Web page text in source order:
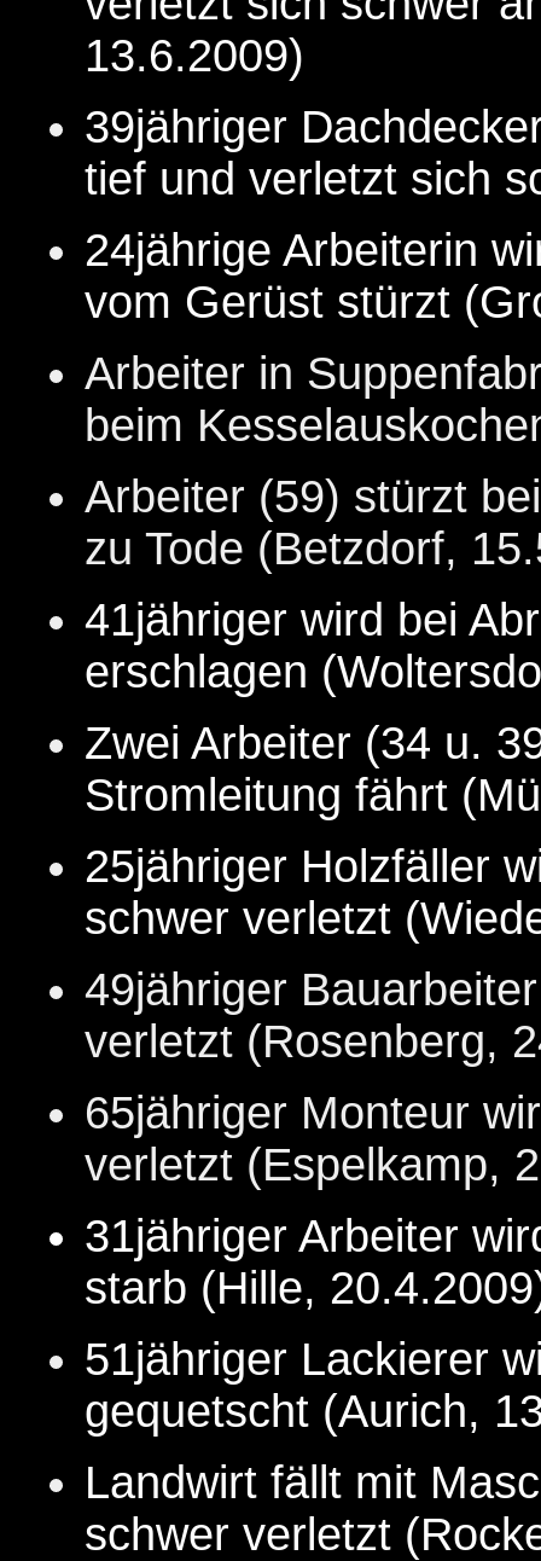
13.6.2009)
39jähriger
tief und verletzt sich
24jährige Arbeiterin
vom Gerüst stürzt
Arbeiter in
beim
Arbeiter (59) stürzt
zu Tode (Betzdorf,
41jähriger wird bei
erschlagen
Zwei Arbeiter (34 u.
Stromleitung fährt
25jähriger Holzfäller
schwer verletzt
49jähriger
verletzt (Rosenberg,
65jähriger Monteur
verletzt (Espelkamp,
31jähriger Arbeiter
starb (Hille, 20.4.2009
51jähriger Lackierer
gequetscht (Aurich,
Landwirt fällt mit
schwer verletzt